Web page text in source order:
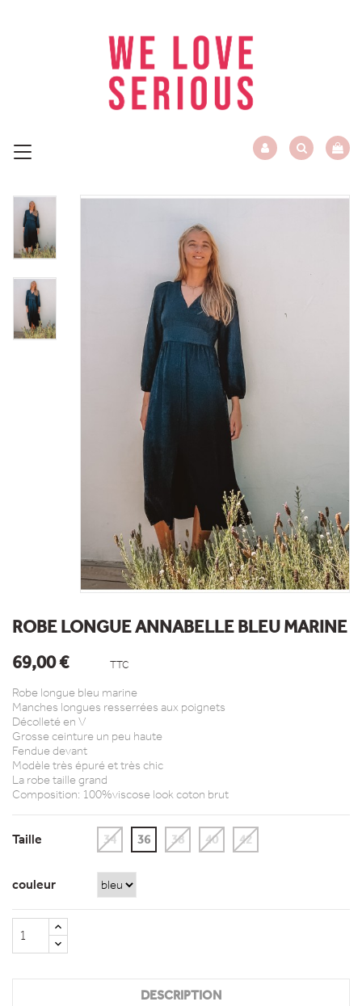
ROBE LONGUE ANNABELLE BLEU MARINE
69,00 €
TTC
Robe longue bleu marine
Manches longues resserrées aux poignets
Décolleté en V
Grosse ceinture un peu haute
Fendue devant
Modèle très épuré et très chic
La robe taille grand
Composition: 100%viscose look coton brut
Taille 34 36 38 40 42
couleur
DESCRIPTION